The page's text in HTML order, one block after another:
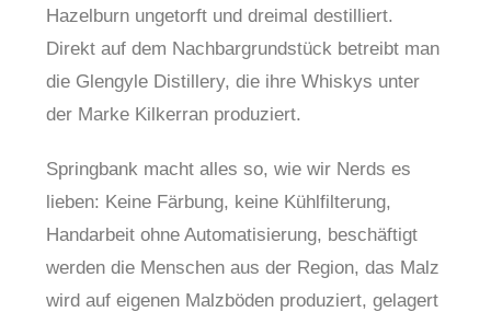
Hazelburn ungetorft und dreimal destilliert.
Direkt auf dem Nachbargrundstück betreibt man
die Glengyle Distillery, die ihre Whiskys unter
der Marke Kilkerran produziert.
Springbank macht alles so, wie wir Nerds es
lieben: Keine Färbung, keine Kühlfilterung,
Handarbeit ohne Automatisierung, beschäftigt
werden die Menschen aus der Region, das Malz
wird auf eigenen Malzböden produziert, gelagert